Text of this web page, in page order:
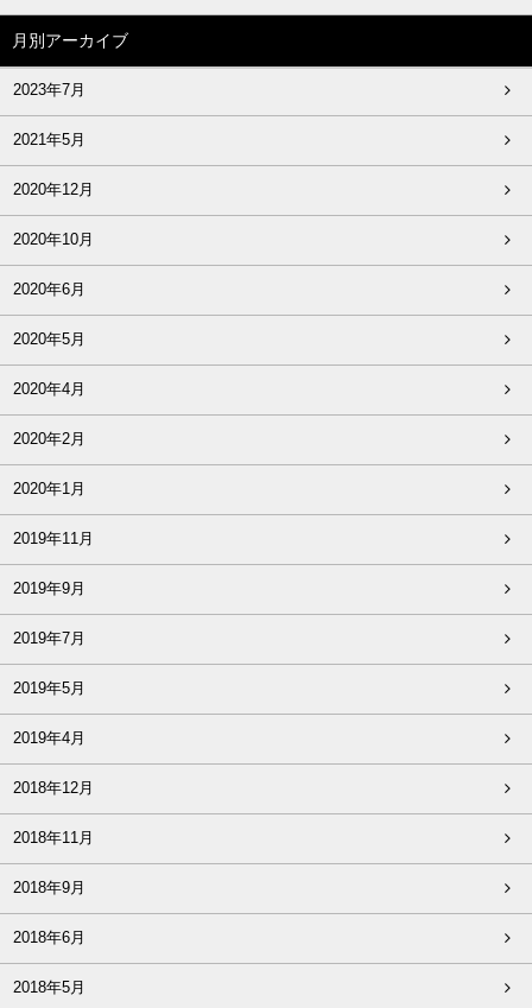
月別アーカイブ
2023年7月
2021年5月
2020年12月
2020年10月
2020年6月
2020年5月
2020年4月
2020年2月
2020年1月
2019年11月
2019年9月
2019年7月
2019年5月
2019年4月
2018年12月
2018年11月
2018年9月
2018年6月
2018年5月